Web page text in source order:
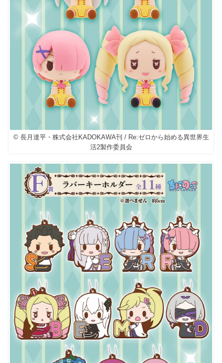
© 長月達平・株式会社KADOKAWA刊 / Re:ゼロから始める異世界生
活2製作委員会